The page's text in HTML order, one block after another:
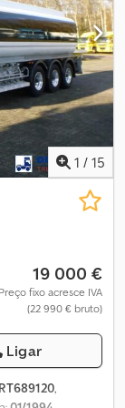
1 / 15
19 000 €
Preço fixo acresce IVA
(22 990 € bruto)
Ligar
RT689120,